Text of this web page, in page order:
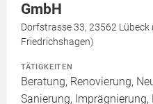
GmbH
Dorfstrasse 33, 23562 Lübeck
Friedrichshagen)
TÄTIGKEITEN
Beratung, Renovierung,
Sanierung,